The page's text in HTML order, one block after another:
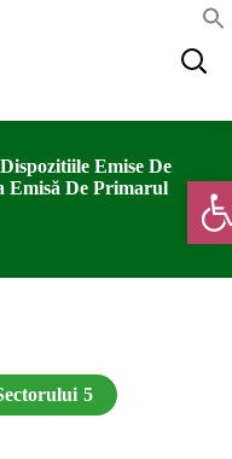
Dispozitiile Emise De
Emisă De Primarul
5